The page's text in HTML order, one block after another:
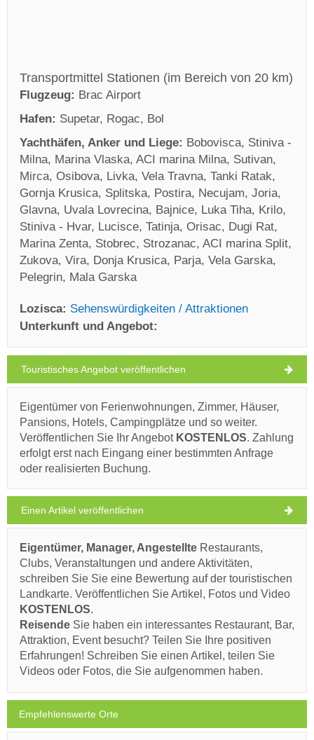
Transportmittel Stationen (im Bereich von 20 km)
Flugzeug: Brac Airport
Hafen: Supetar, Rogac, Bol
Yachthäfen, Anker und Liege: Bobovisca, Stiniva -
Milna, Marina Vlaska, ACI marina Milna, Sutivan,
Mirca, Osibova, Livka, Vela Travna, Tanki Ratak,
Gornja Krusica, Splitska, Postira, Necujam, Joria,
Glavna, Uvala Lovrecina, Bajnice, Luka Tiha, Krilo,
Stiniva - Hvar, Lucisce, Tatinja, Orisac, Dugi Rat,
Marina Zenta, Stobrec, Strozanac, ACI marina Split,
Zukova, Vira, Donja Krusica, Parja, Vela Garska,
Pelegrin, Mala Garska
Lozisca: Sehenswürdigkeiten / Attraktionen
Unterkunft und Angebot:
Lozisca Wetter
FREITAG
Kroatien,Insel Brac,
LOZISCA
28°C
klarer Himmel
Windgeschwindigkeit: 3.98 km/h
Samstag,
08.08.26 30°C leichter Regen
Sonntag, 29°C
Montag, 29°C klarer Himmel
Touristische Karte
Ivan Nane (Holiday-Link.Com)
Muss besuchen(/) Besuchen(/) Auslassen(/)
AUF DER KARTE ANZEIGEN
MEHR LESEN / KOMMENTIEREN
Touristisches Angebot veröffentlichen
Eigentümer von Ferienwohnungen, Zimmer, Häuser,
Pansions, Hotels, Campingplätze und so weiter.
Veröffentlichen Sie Ihr Angebot KOSTENLOS. Zahlung
erfolgt erst nach Eingang einer bestimmten Anfrage
oder realisierten Buchung.
Einen Artikel veröffentlichen
Eigentümer, Manager, Angestellte Restaurants,
Clubs, Veranstaltungen und andere Aktivitäten,
schreiben Sie Sie eine Bewertung auf der touristischen
Landkarte. Veröffentlichen Sie Artikel, Fotos und Video
KOSTENLOS.
Reisende Sie haben ein interessantes Restaurant, Bar,
Attraktion, Event besucht? Teilen Sie Ihre positiven
Erfahrungen! Schreiben Sie einen Artikel, teilen Sie
Videos oder Fotos, die Sie aufgenommen haben.
Empfehlenswerte Orte